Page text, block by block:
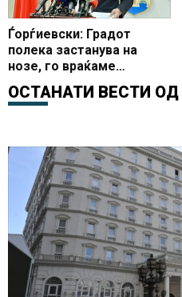
Ѓорѓиевски: Градот
полека застанува на
нозе, го враќаме
достоинството на
скопјани
ОСТАНАТИ ВЕСТИ ОД